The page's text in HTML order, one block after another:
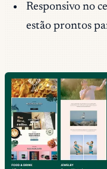
Responsivo no
estão prontos